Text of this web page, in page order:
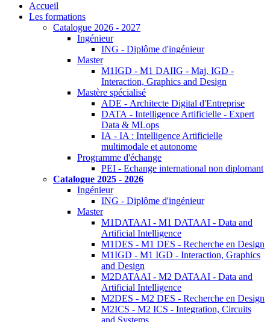
Accueil
Les formations
Catalogue 2026 - 2027
Ingénieur
ING - Diplôme d'ingénieur
Master
M1IGD - M1 DAIIG - Maj. IGD -
Interaction, Graphics and Design
Mastère spécialisé
ADE - Architecte Digital d'Entreprise
DATA - Intelligence Artificielle - Expert
Data & MLops
IA - IA : Intelligence Artificielle
multimodale et autonome
Programme d'échange
PEI - Echange international non diplomant
Catalogue 2025 - 2026
Ingénieur
ING - Diplôme d'ingénieur
Master
M1DATAAI - M1 DATAAI - Data and
Artificial Intelligence
M1DES - M1 DES - Recherche en Design
M1IGD - M1 IGD - Interaction, Graphics
and Design
M2DATAAI - M2 DATAAI - Data and
Artificial Intelligence
M2DES - M2 DES - Recherche en Design
M2ICS - M2 ICS - Integration, Circuits
and Systems